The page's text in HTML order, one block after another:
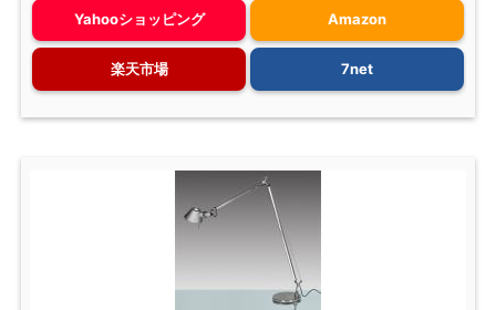
Yahooショッピング Amazon
楽天市場 7net